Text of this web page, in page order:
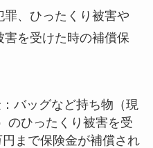
、ひったくり被害や
害を受けた時の補償保
バッグなど持ち物（現
のひったくり被害を受
まで保険金が補償され